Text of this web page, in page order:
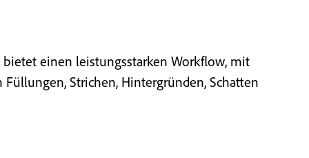
einen leistungsstarken Workflow, mit
Strichen, Hintergründen, Schatten